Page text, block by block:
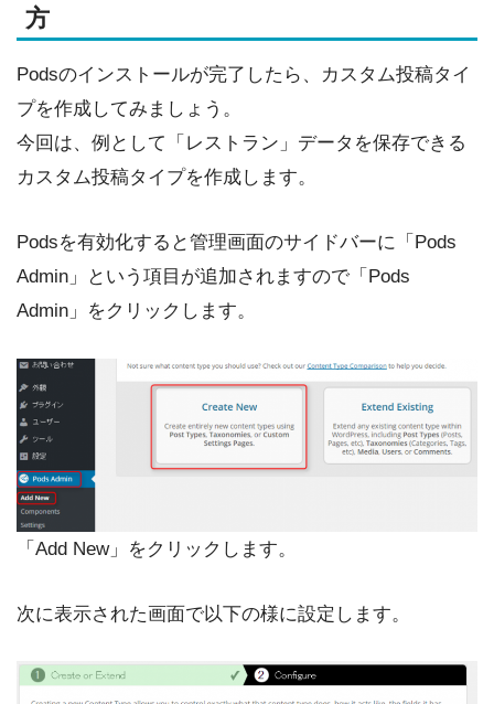
方
Podsのインストールが完了したら、カスタム投稿タイ
プを作成してみましょう。
今回は、例として「レストラン」データを保存できる
カスタム投稿タイプを作成します。
Podsを有効化すると管理画面のサイドバーに「Pods
Admin」という項目が追加されますので「Pods
Admin」をクリックします。
「Add New」をクリックします。
次に表示された画面で以下の様に設定します。